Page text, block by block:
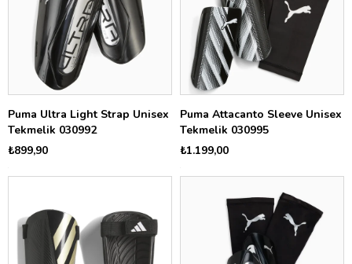
Puma Ultra Light Strap Unisex
Tekmelik 030992
₺899,90
Puma Attacanto Sleeve Unisex
Tekmelik 030995
₺1.199,00